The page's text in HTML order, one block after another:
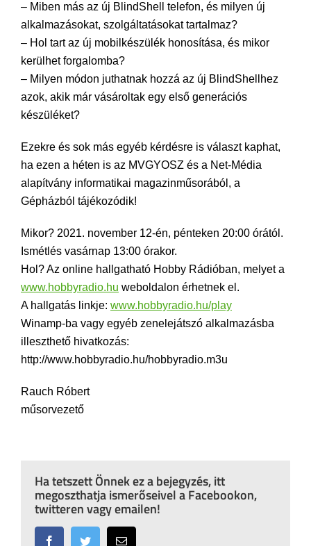
– Miben más az új BlindShell telefon, és milyen új
alkalmazásokat, szolgáltatásokat tartalmaz?
– Hol tart az új mobilkészülék honosítása, és mikor
kerülhet forgalomba?
– Milyen módon juthatnak hozzá az új BlindShellhez
azok, akik már vásároltak egy első generációs
készüléket?
Ezekre és sok más egyéb kérdésre is választ kaphat,
ha ezen a héten is az MVGYOSZ és a Net-Média
alapítvány informatikai magazinműsorából, a
Gépházból tájékozódik!
Mikor? 2021. november 12-én, pénteken 20:00 órától.
Ismétlés vasárnap 13:00 órakor.
Hol? Az online hallgatható Hobby Rádióban, melyet a
www.hobbyradio.hu weboldalon érhetnek el.
A hallgatás linkje: www.hobbyradio.hu/play
Winamp-ba vagy egyéb zenelejátszó alkalmazásba
illeszthető hivatkozás:
http://www.hobbyradio.hu/hobbyradio.m3u
Rauch Róbert
műsorvezető
Ha tetszett Önnek ez a bejegyzés, itt
megoszthatja ismerőseivel a Facebookon,
twitteren vagy emailen!
FacebookTwitter Email: